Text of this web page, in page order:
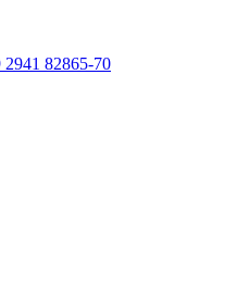
2941 82865-70